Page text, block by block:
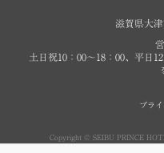
滋賀県大
土日祝10：00～18：00、平日
プラ
Copyright © SEIBU PRINCE